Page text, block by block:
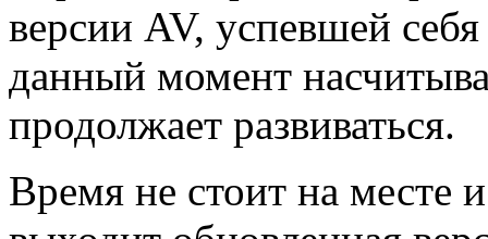
версии AV, успевшей
данный момент
продолжает развиваться.
Время не стоит на месте